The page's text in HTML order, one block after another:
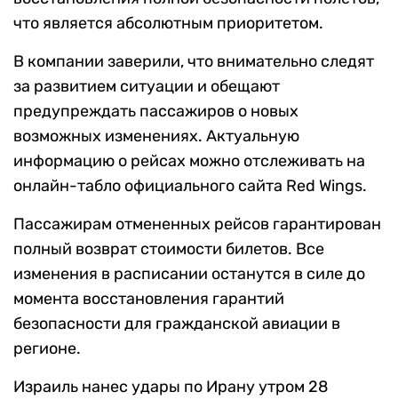
что является абсолютным приоритетом.
В компании заверили, что внимательно следят
за развитием ситуации и обещают
предупреждать пассажиров о новых
возможных изменениях. Актуальную
информацию о рейсах можно отслеживать на
онлайн-табло официального сайта Red Wings.
Пассажирам отмененных рейсов гарантирован
полный возврат стоимости билетов. Все
изменения в расписании останутся в силе до
момента восстановления гарантий
безопасности для гражданской авиации в
регионе.
Израиль нанес удары по Ирану утром 28